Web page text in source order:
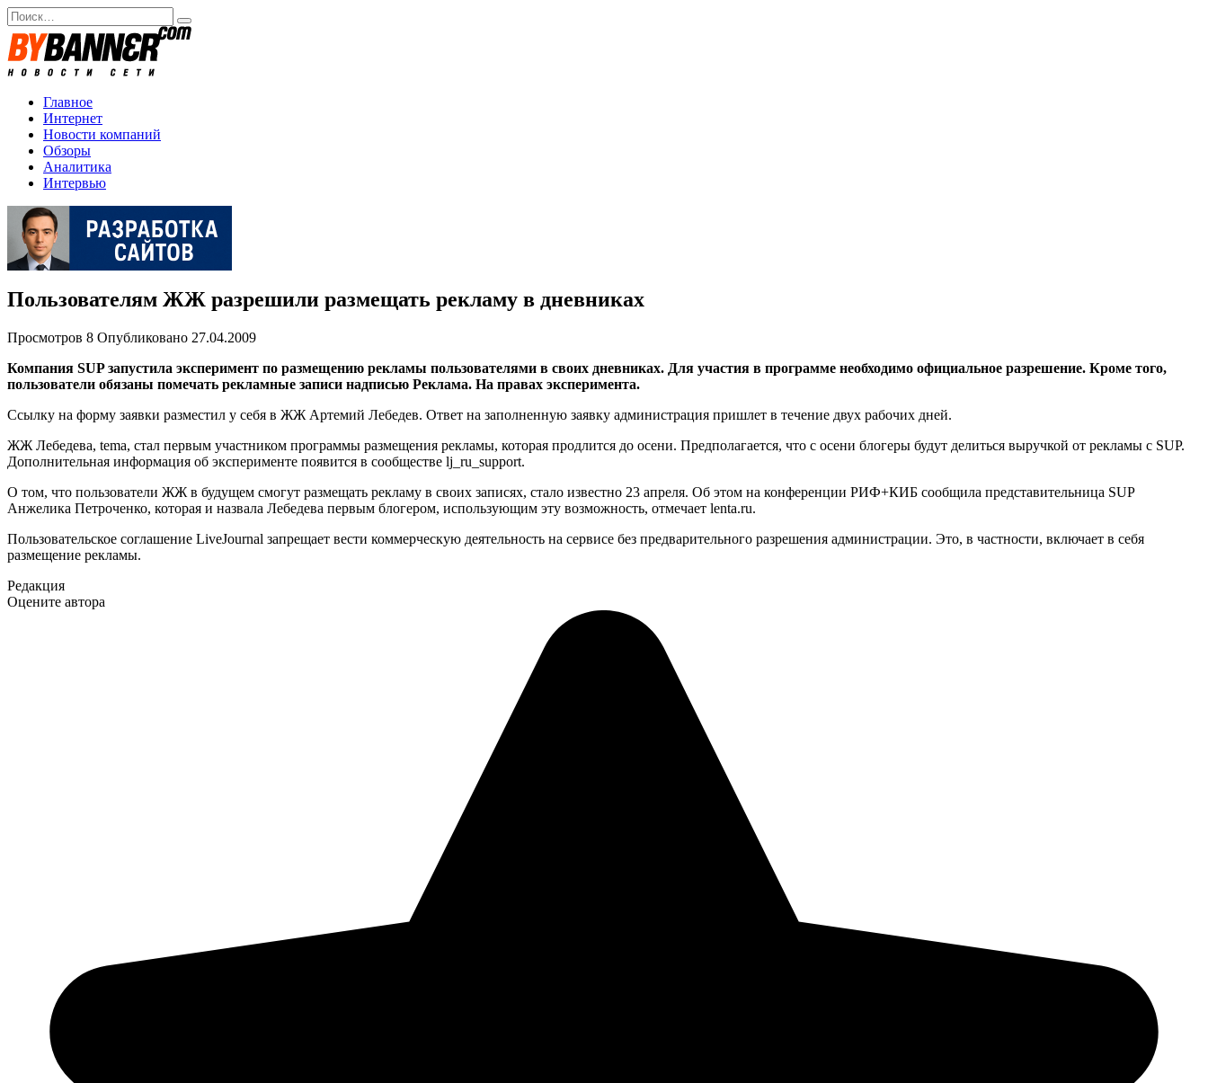
Перейти
к
содержанию
Search
for:
Главное
Интернет
Новости компаний
Обзоры
Аналитика
Интервью
Пользователям ЖЖ разрешили размещать рекламу в дневниках
Просмотров 8 Опубликовано 27.04.2009
Компания SUP запустила эксперимент по размещению рекламы пользователями в своих дневниках. Для участия в программе необходимо официальное разрешение. Кроме того,
пользователи обязаны помечать рекламные записи надписью Реклама. На правах эксперимента.
Ссылку на форму заявки разместил у себя в ЖЖ Артемий Лебедев. Ответ на заполненную заявку администрация пришлет в течение двух рабочих дней.
ЖЖ Лебедева, tema, стал первым участником программы размещения рекламы, которая продлится до осени. Предполагается, что с осени блогеры будут делиться выручкой от рекламы с SUP.
Дополнительная информация об эксперименте появится в сообществе lj_ru_support.
О том, что пользователи ЖЖ в будущем смогут размещать рекламу в своих записях, стало известно 23 апреля. Об этом на конференции РИФ+КИБ сообщила представительница SUP
Анжелика Петроченко, которая и назвала Лебедева первым блогером, использующим эту возможность, отмечает lenta.ru.
Пользовательское соглашение LiveJournal запрещает вести коммерческую деятельность на сервисе без предварительного разрешения администрации. Это, в частности, включает в себя
размещение рекламы.
Редакция
Оцените автора